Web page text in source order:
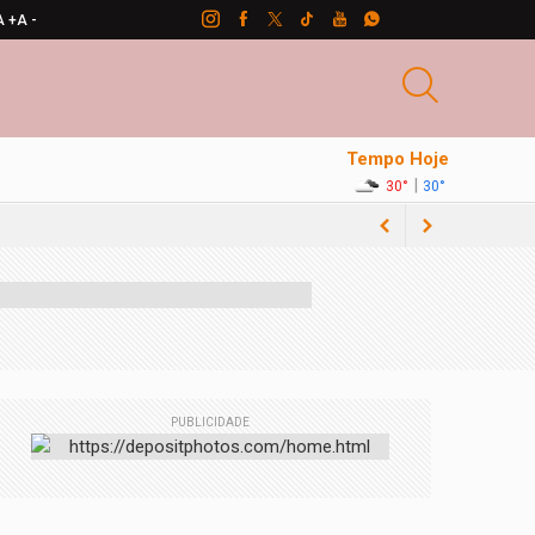
+A -
Tempo Hoje
30° 30°
PUBLICIDADE